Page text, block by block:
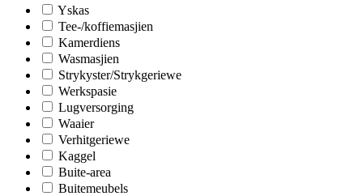
Yskas
Tee-/koffiemasjien
Kamerdiens
Wasmasjien
Strykyster/Strykgeriewe
Werkspasie
Lugversorging
Waaier
Verhitgeriewe
Kaggel
Buite-area
Buitemeubels